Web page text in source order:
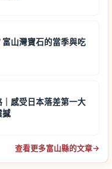
山灣寶石的當季與吃
感受日本落差第一大
撼
查看更多富山縣的文章→